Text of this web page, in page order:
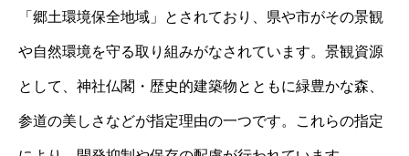
「郷土環境保全地域」とされており、県や市がその景観
や自然環境を守る取り組みがなされています。景観資源
として、神社仏閣・歴史的建築物とともに緑豊かな森、
参道の美しさなどが指定理由の一つです。これらの指定